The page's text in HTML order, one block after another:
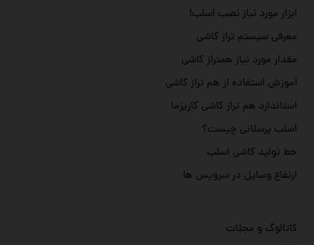
کاتالوگ و مجلات
ابزار مورد نیاز نصب اسلب!
معرفی سیستم تراز کاشی
مقدار مورد نیاز همتراز کاشی
آموزش استفاده از هم تراز کاشی
استاندارد هم تراز کاشی کاریزما
اسلب پرسلانی چیست؟
خط تولید کاشی اسلب
ارتفاع وسایل در سرویس ها